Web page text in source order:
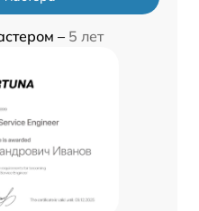
– 5 лет